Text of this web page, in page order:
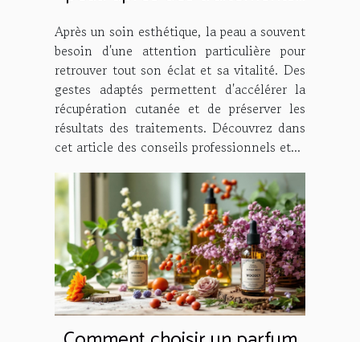
esthétiques ?
Après un soin esthétique, la peau a souvent
besoin d'une attention particulière pour
retrouver tout son éclat et sa vitalité. Des
gestes adaptés permettent d'accélérer la
récupération cutanée et de préserver les
résultats des traitements. Découvrez dans
cet article des conseils professionnels et...